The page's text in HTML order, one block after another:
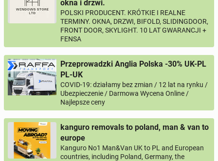
okna i drzwi.
POLSKI PRODUCENT. KRÓTKIE I REALNE
TERMINY. OKNA, DRZWI, BIFOLD, SLIDINGDOOR,
FRONT DOOR, SKYLIGHT. 10 LAT GWARANCJI +
FENSA
Przeprowadzki Anglia Polska -30% UK-PL
PL-UK
COVID-19: działamy bez zmian / 12 lat na rynku /
Ubezpieczenie / Darmowa Wycena Online /
Najlepsze ceny
kanguro removals to poland, man & van to
europe
Kanguro No1 Man&Van UK to PL and European
countries, including Poland, Germany, the